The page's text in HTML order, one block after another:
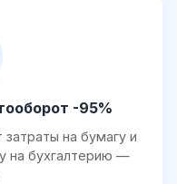
-95%
на бумагу и
на бухгалтерию —